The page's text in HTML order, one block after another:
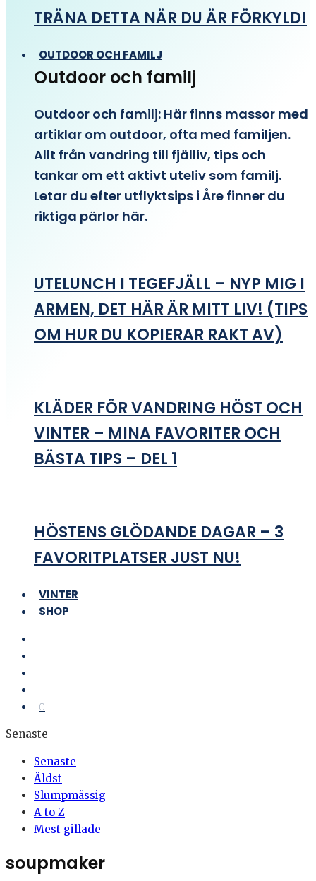
TRÄNA DETTA NÄR DU ÄR FÖRKYLD!
OUTDOOR OCH FAMILJ
Outdoor och familj
Outdoor och familj: Här finns massor med
artiklar om outdoor, ofta med familjen.
Allt från vandring till fjälliv, tips och
tankar om ett aktivt uteliv som familj.
Letar du efter utflyktsips i Åre finner du
riktiga pärlor här.
UTELUNCH I TEGEFJÄLL – NYP MIG I
ARMEN, DET HÄR ÄR MITT LIV! (TIPS
OM HUR DU KOPIERAR RAKT AV)
KLÄDER FÖR VANDRING HÖST OCH
VINTER – MINA FAVORITER OCH
BÄSTA TIPS – DEL 1
HÖSTENS GLÖDANDE DAGAR – 3
FAVORITPLATSER JUST NU!
VINTER
SHOP
0
Senaste
Senaste
Äldst
Slumpmässig
A to Z
Mest gillade
soupmaker